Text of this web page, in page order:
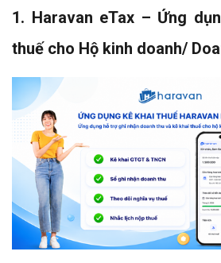
1. Haravan eTax – Ứng
thuế cho Hộ kinh doanh/